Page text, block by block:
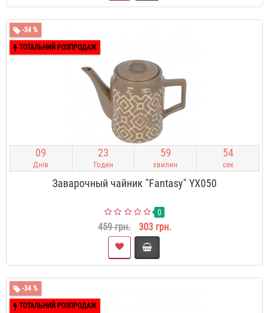
-34 %
ТОТАЛЬНИЙ РОЗПРОДАЖ
09
Днів
23
Годин
59
хвилин
53
сек
Заварочный чайник "Fantasy" YX050
0
459 грн. 303 грн.
-34 %
ТОТАЛЬНИЙ РОЗПРОДАЖ